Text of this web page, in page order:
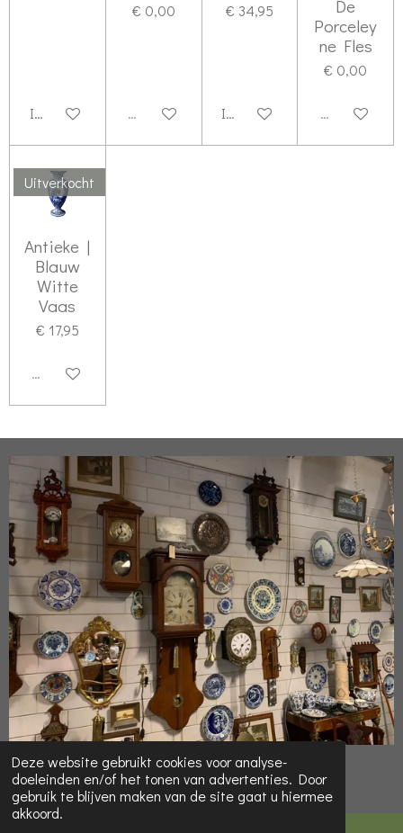
Deze website gebruikt cookies voor analyse-
doeleinden en/of het tonen van advertenties. Door
gebruik te blijven maken van de site gaat u hiermee
akkoord.
In winkelwagen
€ 0,00
Uitverkocht
€ 34,95
In winkelwagen
De
Porceley
ne Fles
€ 0,00
Uitverkocht
Uitverkocht
Antieke |
Blauw
Witte
Vaas
€ 17,95
Uitverkocht
© 2022 Online-Kringloop.eu
Powered byJouwWeb